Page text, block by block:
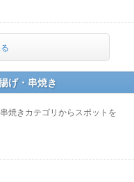
げ・串焼き
焼きカテゴリからスポットを